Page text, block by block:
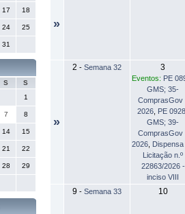
17 18
24 25
31
S
S
1
7 8
14 15
21 22
28 29
»
»
2 - Semana 32 3
Eventos: PE
GMS; 35-
ComprasGov
2026 PE
GMS; 39-
ComprasGov
2026 Dispensa
Licitação n.º
22863/2026 -
inciso VIII
9 - Semana 33 10